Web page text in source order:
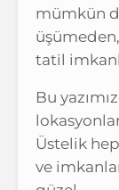
mümkün
tatil
Bu
Üstelik
ve